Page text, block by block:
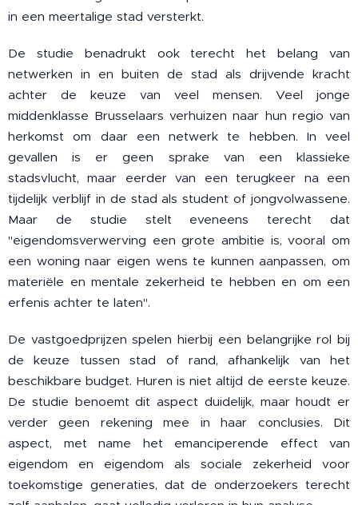
in een meertalige stad versterkt.
De studie benadrukt ook terecht het belang van
netwerken in en buiten de stad als drijvende kracht
achter de keuze van veel mensen. Veel jonge
middenklasse Brusselaars verhuizen naar hun regio van
herkomst om daar een netwerk te hebben. In veel
gevallen is er geen sprake van een klassieke
stadsvlucht, maar eerder van een terugkeer na een
tijdelijk verblijf in de stad als student of jongvolwassene.
Maar de studie stelt eveneens terecht dat
"eigendomsverwerving een grote ambitie is, vooral om
een woning naar eigen wens te kunnen aanpassen, om
materiële en mentale zekerheid te hebben en om een
erfenis achter te laten".
De vastgoedprijzen spelen hierbij een belangrijke rol bij
de keuze tussen stad of rand, afhankelijk van het
beschikbare budget. Huren is niet altijd de eerste keuze.
De studie benoemt dit aspect duidelijk, maar houdt er
verder geen rekening mee in haar conclusies. Dit
aspect, met name het emanciperende effect van
eigendom en eigendom als sociale zekerheid voor
toekomstige generaties, dat de onderzoekers terecht